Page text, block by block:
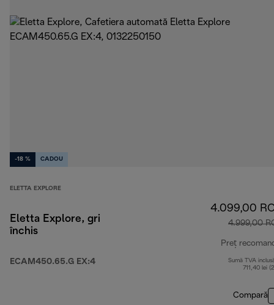
-18 % CADOU
ELETTA EXPLORE
Eletta Explore, gri
închis
ECAM450.65.G EX:4
4.099,00
4.999,00
Preț
Sumă TVA
711,40 lei
Compară